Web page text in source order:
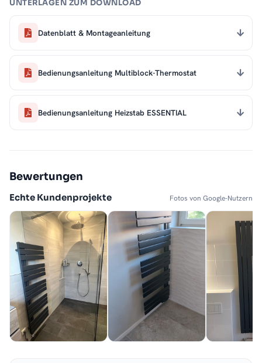
UNTERLAGEN ZUM DOWNLOAD
Datenblatt & Montageanleitung
Bedienungsanleitung Multiblock-Thermostat
Bedienungsanleitung Heizstab ESSENTIAL
Bewertungen
Echte Kundenprojekte Fotos von Google-Nutzern